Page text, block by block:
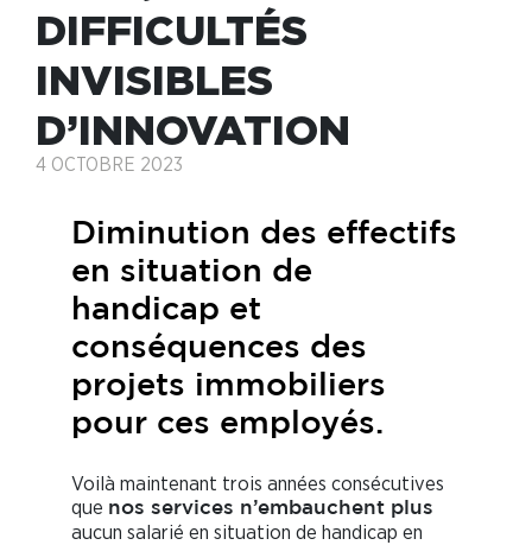
DIFFICULTÉS
INVISIBLES
D’INNOVATION
4 OCTOBRE 2023
Diminution des effectifs
en situation de
handicap et
conséquences des
projets immobiliers
pour ces employés.
Voilà maintenant trois années consécutives
que nos services n’embauchent plus
aucun salarié en situation de handicap en